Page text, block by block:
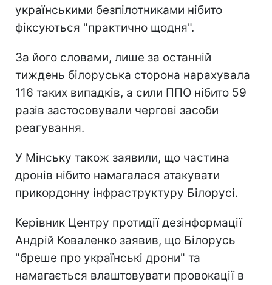
українськими безпілотниками нібито
фіксуються "практично щодня".
За його словами, лише за останній
тиждень білоруська сторона нарахувала
116 таких випадків, а сили ППО нібито 59
разів застосовували чергові засоби
реагування.
У Мінську також заявили, що частина
дронів нібито намагалася атакувати
прикордонну інфраструктуру Білорусі.
Керівник Центру протидії дезінформації
Андрій Коваленко заявив, що Білорусь
"бреше про українські дрони" та
намагається влаштовувати провокації в